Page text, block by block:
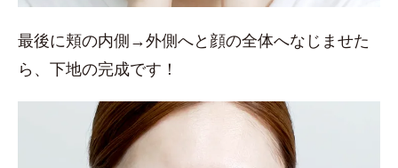
最後に頬の内側→外側へと顔の全体へなじませた
ら、下地の完成です！